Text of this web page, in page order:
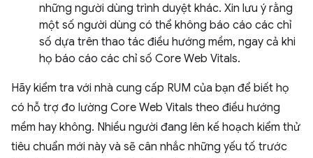
những người dùng trình duyệt khác. Xin lưu ý rằng
một số người dùng có thể không báo cáo các chỉ
số dựa trên thao tác điều hướng mềm, ngay cả khi
họ báo cáo các chỉ số Core Web Vitals.
Hãy kiểm tra với nhà cung cấp RUM của bạn để biết họ
có hỗ trợ đo lường Core Web Vitals theo điều hướng
mềm hay không. Nhiều người đang lên kế hoạch kiểm thử
tiêu chuẩn mới này và sẽ cân nhắc những yếu tố trước